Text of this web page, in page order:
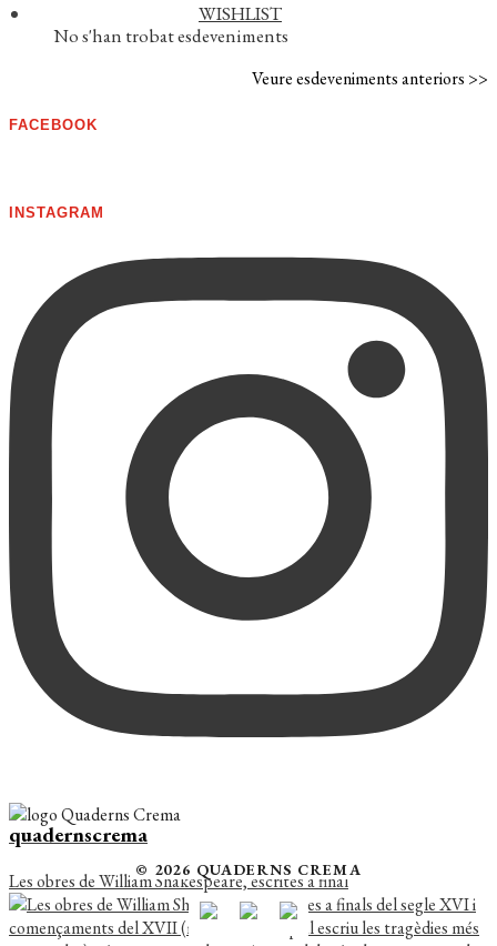
WISHLIST
No s'han trobat esdeveniments
Veure esdeveniments anteriors >>
FACEBOOK
INSTAGRAM
quadernscrema
Les obres de William Shakespeare, escrites a final
© 2026 QUADERNS CREMA